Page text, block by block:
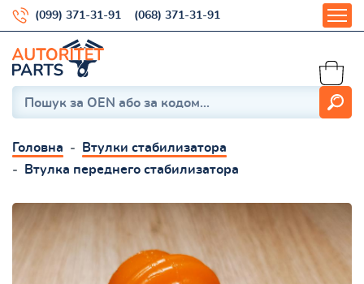
(099) 371-31-91 (068) 371-31-91
Головна
Втулки стабилизатора
Втулка переднего стабилизатора